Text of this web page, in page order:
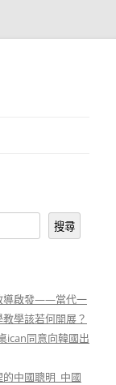
搜尋
導啟發——當代一
學該若何開展？
ican同意向韓國出
中國聰明_中國